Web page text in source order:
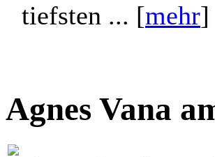
tiefsten ... [mehr]
Agnes Vana